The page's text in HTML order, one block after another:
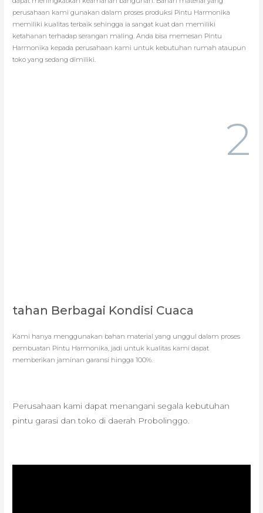
perusahaan kami gunakan dalam proses produksi Pintu Harmonika
memiliki kualitas terbaik sehingga ia sangat kuat dan memiliki
ketahanan terhadap serangan maling. Anda bisa memesan Pintu
Harmonika kepada perusahaan kami untuk kebutuhan rumah ataupun
toko yang sedang dimiliki.
2
tahan Berbagai Kondisi Cuaca
Kami hanya menggunakan bahan material yang unggul dalam proses
pembuatan Pintu Harmonika, jadi untuk kualitas kami dapat
memberikan jaminan garansi hingga 100%.
Perusahaan kami dapat menangani segala kebutuhan
pintu garasi dan toko di daerah Probolinggo.